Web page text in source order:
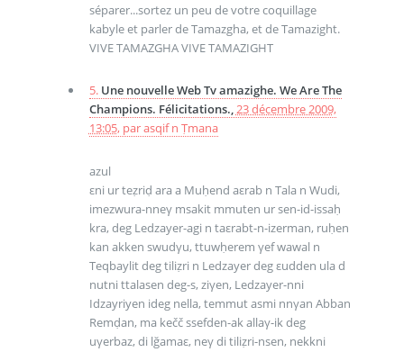
séparer...sortez un peu de votre coquillage
kabyle et parler de Tamazgha, et de Tamazight.
VIVE TAMAZGHA VIVE TAMAZIGHT
5. Une nouvelle Web Tv amazighe. We Are The
Champions. Félicitations.,23 décembre 2009,
13:05, parasqif n Ṭmana
azul
εni ur teẓriḍ ara a Muḥend aεrab n Tala n Wudi,
imezwura-nneγ msakit mmuten ur sen-id-issaḥ
kra, deg Ledzayer-agi n taεrabt-n-izerman, ruḥen
kan akken swudγu, ttuwḥerem γef wawal n
Teqbaylit deg tiliẓri n Ledzayer deg εudden ula d
nutni ttalasen deg-s, ziγen, Ledzayer-nni
Idzayriyen ideg nella, temmut asmi nnγan Abban
Remḍan, ma kečč ssefden-ak allaγ-ik deg
uγerbaz, di lğamaε, neγ di tiliẓri-nsen, nekkni